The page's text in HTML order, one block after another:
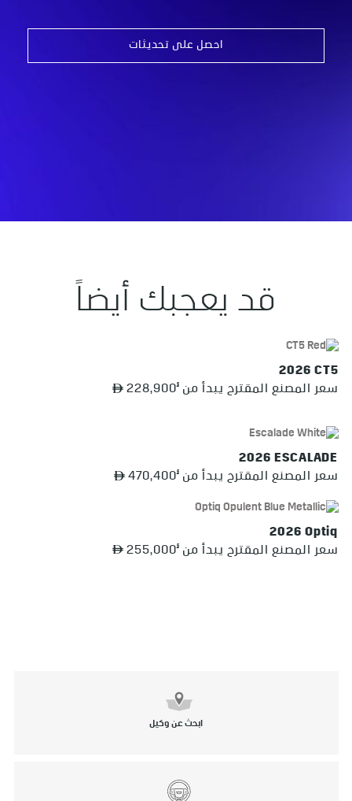
احصل على تحديثات
قد يعجبك أيضاً
2026 CT5
سعر المصنع المقترح يبدأ من§
228,900
2026 ESCALADE
سعر المصنع المقترح يبدأ من§
470,400
2026 Optiq
سعر المصنع المقترح يبدأ من§
255,000
ابحث عن وكيل